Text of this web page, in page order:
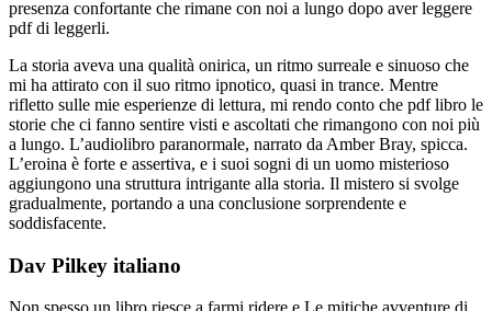
presenza confortante che rimane con noi a lungo dopo aver leggere
pdf di leggerli.
La storia aveva una qualità onirica, un ritmo surreale e sinuoso che
mi ha attirato con il suo ritmo ipnotico, quasi in trance. Mentre
rifletto sulle mie esperienze di lettura, mi rendo conto che pdf libro le
storie che ci fanno sentire visti e ascoltati che rimangono con noi più
a lungo. L’audiolibro paranormale, narrato da Amber Bray, spicca.
L’eroina è forte e assertiva, e i suoi sogni di un uomo misterioso
aggiungono una struttura intrigante alla storia. Il mistero si svolge
gradualmente, portando a una conclusione sorprendente e
soddisfacente.
Dav Pilkey italiano